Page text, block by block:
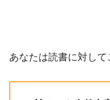
あなたは読書に対し